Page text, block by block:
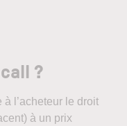
?
l’acheteur le droit
à un prix